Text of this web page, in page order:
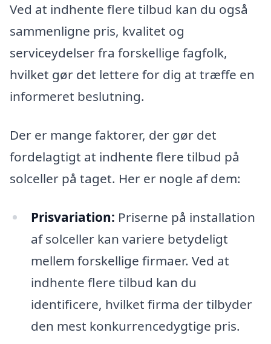
Ved at indhente flere tilbud kan du også
sammenligne pris, kvalitet og
serviceydelser fra forskellige fagfolk,
hvilket gør det lettere for dig at træffe en
informeret beslutning.
Der er mange faktorer, der gør det
fordelagtigt at indhente flere tilbud på
solceller på taget. Her er nogle af dem:
Prisvariation: Priserne på installation
af solceller kan variere betydeligt
mellem forskellige firmaer. Ved at
indhente flere tilbud kan du
identificere, hvilket firma der tilbyder
den mest konkurrencedygtige pris.